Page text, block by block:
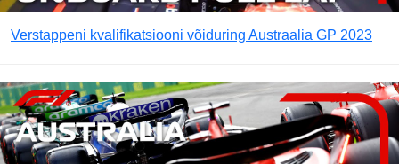
Verstappeni kvalifikatsiooni võiduring Austraalia GP 2023